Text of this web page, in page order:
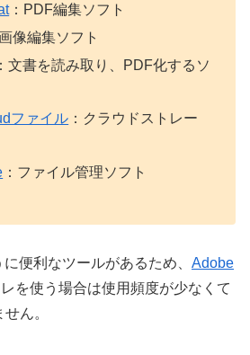
：PDF編集ソフト
画像編集ソフト
：文書を読み取り、PDF化するソ
ファイル ：クラウドストレー
：ファイル管理ソフト
便利なツールがあるため、 Adobe
を使う場合は使用頻度が少なくて
ん。